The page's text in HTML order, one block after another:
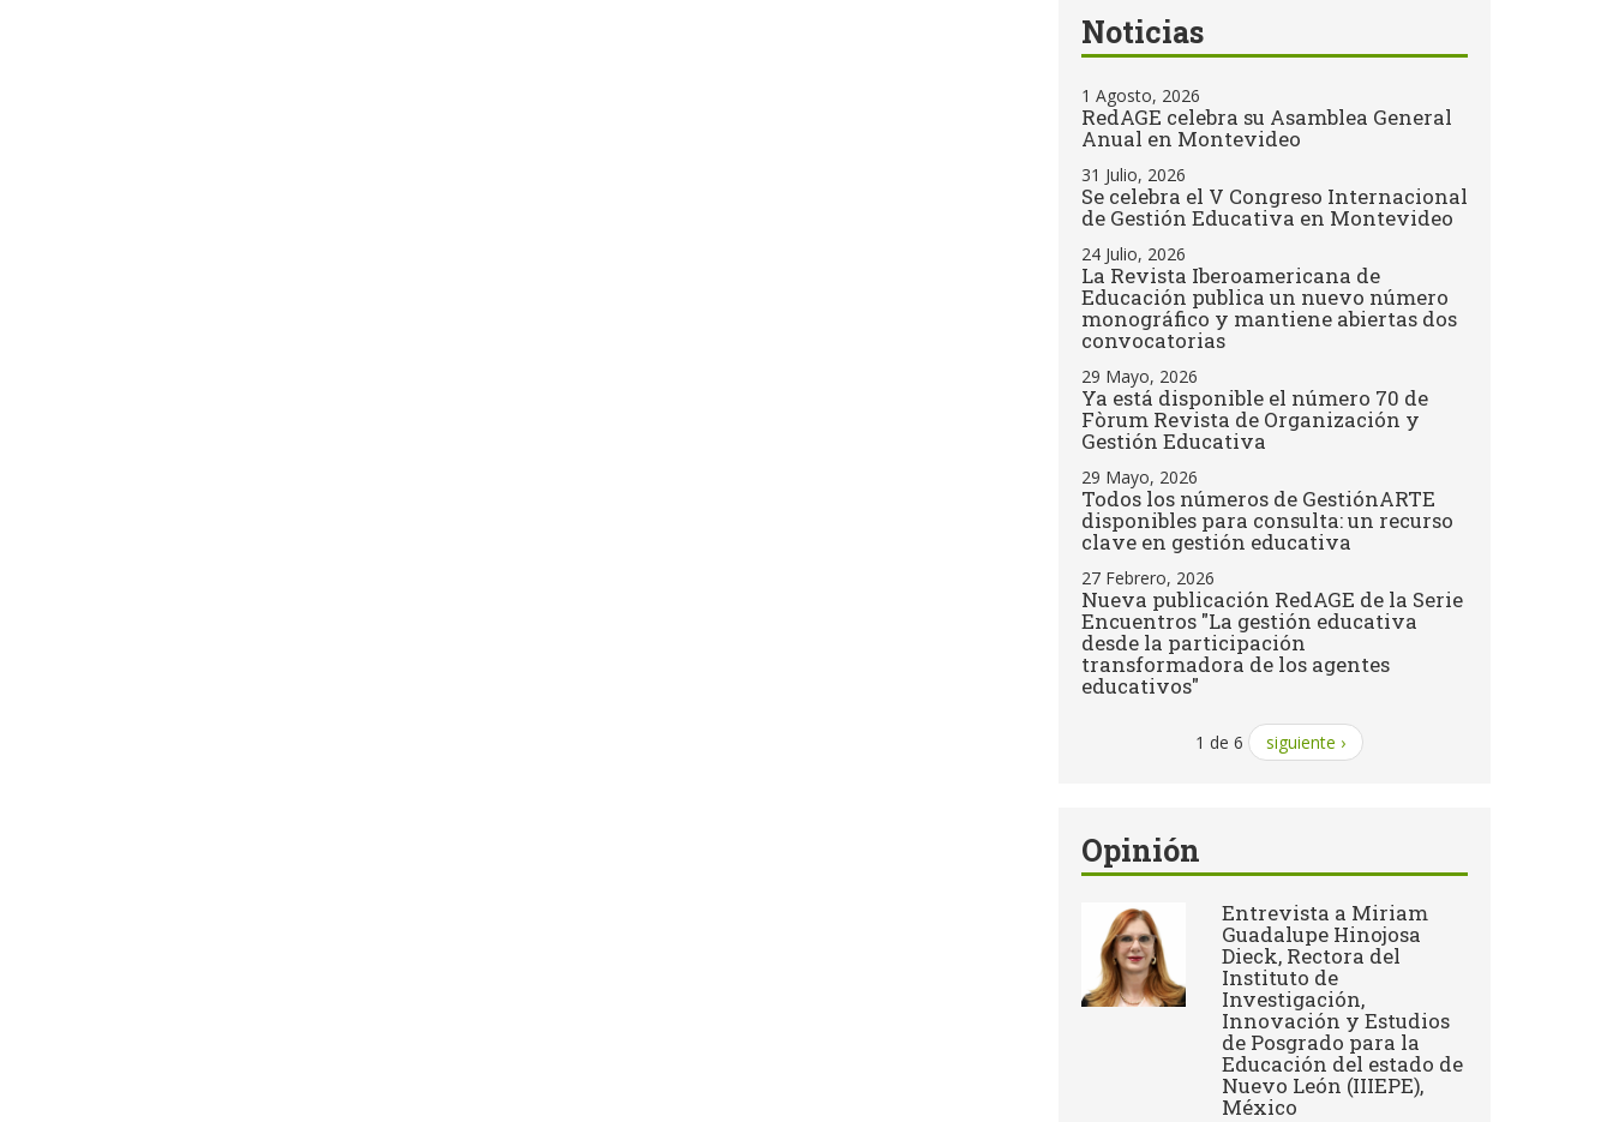
Noticias
1 Agosto, 2026
RedAGE celebra su Asamblea General
Anual en Montevideo
31 Julio, 2026
Se celebra el V Congreso Internacional
de Gestión Educativa en Montevideo
24 Julio, 2026
La Revista Iberoamericana de
Educación publica un nuevo número
monográfico y mantiene abiertas dos
convocatorias
29 Mayo, 2026
Ya está disponible el número 70 de
Fòrum Revista de Organización y
Gestión Educativa
29 Mayo, 2026
Todos los números de GestiónARTE
disponibles para consulta: un recurso
clave en gestión educativa
27 Febrero, 2026
Nueva publicación RedAGE de la Serie
Encuentros "La gestión educativa
desde la participación
transformadora de los agentes
educativos"
1 de 6 siguiente ›
Opinión
Entrevista a Miriam
Guadalupe Hinojosa
Dieck, Rectora del
Instituto de
Investigación,
Innovación y Estudios
de Posgrado para la
Educación del estado de
Nuevo León (IIIEPE),
México